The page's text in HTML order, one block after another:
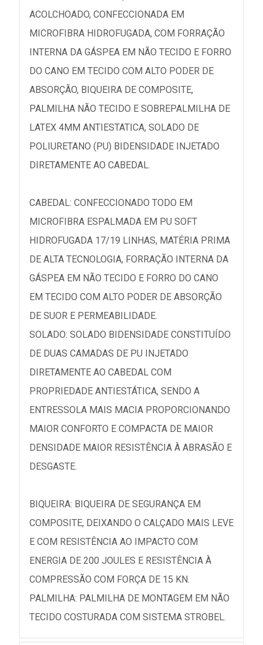
ACOLCHOADO, CONFECCIONADA EM
MICROFIBRA HIDROFUGADA, COM FORRAÇÃO
INTERNA DA GÁSPEA EM NÃO TECIDO E FORRO
DO CANO EM TECIDO COM ALTO PODER DE
ABSORÇÃO, BIQUEIRA DE COMPOSITE,
PALMILHA NÃO TECIDO E SOBREPALMILHA DE
LATEX 4MM ANTIESTATICA, SOLADO DE
POLIURETANO (PU) BIDENSIDADE INJETADO
DIRETAMENTE AO CABEDAL.
CABEDAL: CONFECCIONADO TODO EM
MICROFIBRA ESPALMADA EM PU SOFT
HIDROFUGADA 17/19 LINHAS, MATÉRIA PRIMA
DE ALTA TECNOLOGIA, FORRAÇÃO INTERNA DA
GÁSPEA EM NÃO TECIDO E FORRO DO CANO
EM TECIDO COM ALTO PODER DE ABSORÇÃO
DE SUOR E PERMEABILIDADE.
SOLADO: SOLADO BIDENSIDADE CONSTITUÍDO
DE DUAS CAMADAS DE PU INJETADO
DIRETAMENTE AO CABEDAL COM
PROPRIEDADE ANTIESTÁTICA, SENDO A
ENTRESSOLA MAIS MACIA PROPORCIONANDO
MAIOR CONFORTO E COMPACTA DE MAIOR
DENSIDADE MAIOR RESISTÊNCIA À ABRASÃO E
DESGASTE.
BIQUEIRA: BIQUEIRA DE SEGURANÇA EM
COMPOSITE, DEIXANDO O CALÇADO MAIS LEVE
E COM RESISTÊNCIA AO IMPACTO COM
ENERGIA DE 200 JOULES E RESISTÊNCIA À
COMPRESSÃO COM FORÇA DE 15 KN.
PALMILHA: PALMILHA DE MONTAGEM EM NÃO
TECIDO COSTURADA COM SISTEMA STROBEL.